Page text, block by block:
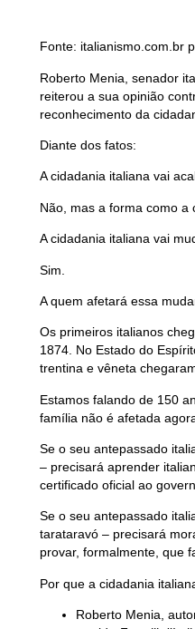
Fonte: italianismo.com.br
Roberto Menia, senador
reiterou a sua opinião
reconhecimento da
Diante dos fatos:
A cidadania italiana vai
Não, mas a forma como a
A cidadania italiana vai
Sim.
A quem afetará essa
Os primeiros italianos
1874. No Estado do
trentina e vêneta
Estamos falando de 150
família não é afetada
Se o seu antepassado
– precisará aprender
certificado oficial ao
Se o seu antepassado
tarataravó– precisará
provar, formalmente, que
Por que a cidadania
Roberto Menia,